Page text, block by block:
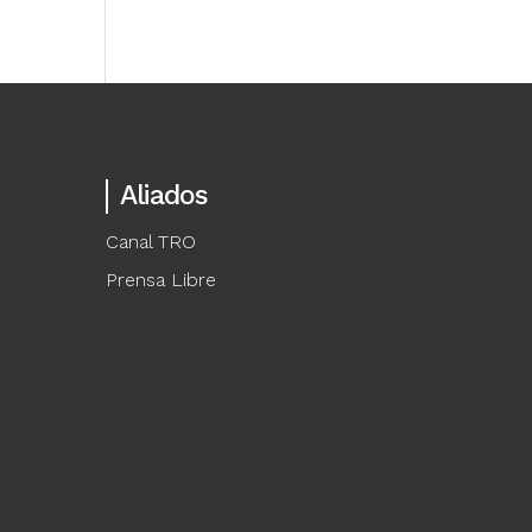
Aliados
Canal TRO
Prensa Libre